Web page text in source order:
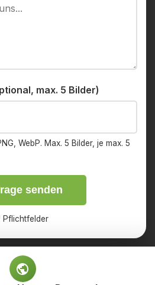
max. 5 Bilder)
WebP. Max. 5 Bilder, je max. 5
senden
Pflichtfelder